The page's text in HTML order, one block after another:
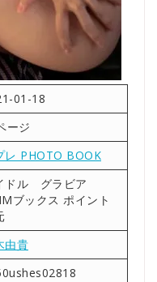
01-18
ージ
レ PHOTO BOOK
ドル グラビア
ブックス ポイント
由貴